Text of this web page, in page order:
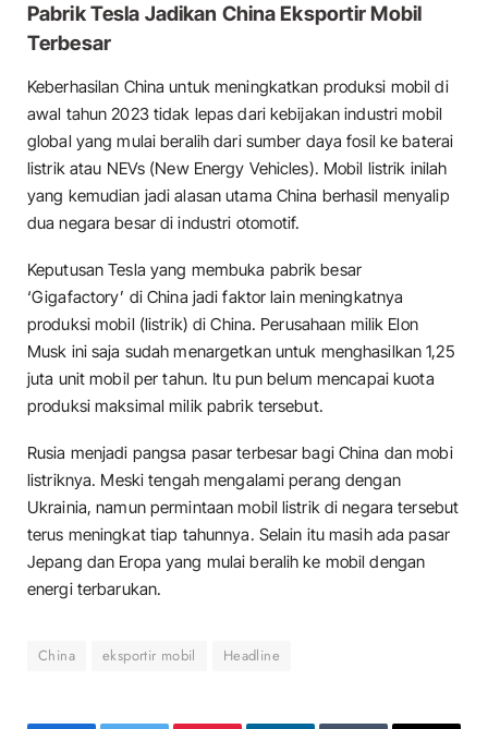
Pabrik Tesla Jadikan China Eksportir Mobil
Terbesar
Keberhasilan China untuk meningkatkan produksi mobil di
awal tahun 2023 tidak lepas dari kebijakan industri mobil
global yang mulai beralih dari sumber daya fosil ke baterai
listrik atau NEVs (New Energy Vehicles). Mobil listrik inilah
yang kemudian jadi alasan utama China berhasil menyalip
dua negara besar di industri otomotif.
Keputusan Tesla yang membuka pabrik besar
‘Gigafactory’ di China jadi faktor lain meningkatnya
produksi mobil (listrik) di China. Perusahaan milik Elon
Musk ini saja sudah menargetkan untuk menghasilkan 1,25
juta unit mobil per tahun. Itu pun belum mencapai kuota
produksi maksimal milik pabrik tersebut.
Rusia menjadi pangsa pasar terbesar bagi China dan mobi
listriknya. Meski tengah mengalami perang dengan
Ukrainia, namun permintaan mobil listrik di negara tersebut
terus meningkat tiap tahunnya. Selain itu masih ada pasar
Jepang dan Eropa yang mulai beralih ke mobil dengan
energi terbarukan.
China eksportir mobil Headline